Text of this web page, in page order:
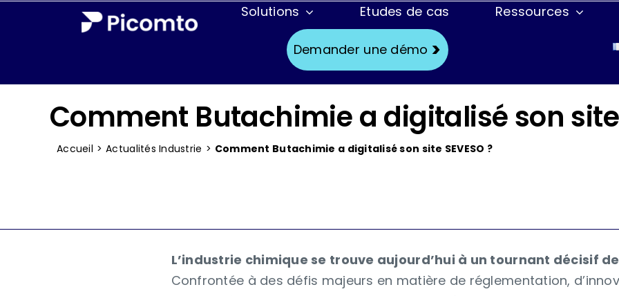
Solutions
Secteurs
Aéronautique
Agroalimentaire
Chimie
Services de terrain
Fonctionnalités
Checklist
Data
Instructions de travail
Téléassistance
Formation
Etudes de cas Ressources
Demander une démo
Comment Butachimie a digitalisé son site
Accueil > Actualités Industrie > Comment Butachimie a digitalisé son site SEVESO ?
L’industrie chimique se trouve aujourd’hui à un tournant décisif
Confrontée à des défis majeurs en matière de réglementation,